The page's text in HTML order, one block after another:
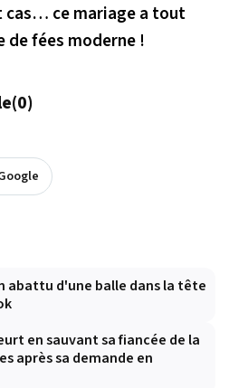
cas… ce mariage a tout
de fées moderne !
(0)
abattu d'une balle dans la tête
en sauvant sa fiancée de la
après sa demande en